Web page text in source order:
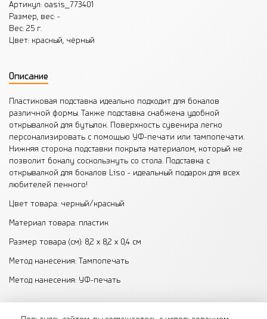
Артикул: oasis_773401
Размер, вес: -
Вес: 25 г.
Цвет: красный, чёрный
Описание
Пластиковая подставка идеально подходит для бокалов
различной формы. Также подставка снабжена удобной
открывалкой для бутылок. Поверхность сувенира легко
персонализировать с помощью УФ-печати или тампопечати.
Нижняя сторона подставки покрыта материалом, который не
позволит бокалу соскользнуть со стола. Подставка с
открывалкой для бокалов Liso - идеальный подарок для всех
любителей пенного!
Цвет товара: черный/красный
Материал товара: пластик
Размер товара (см): 8,2 х 8,2 х 0,4 см
Метод нанесения: Тампопечать
Метод нанесения: УФ-печать